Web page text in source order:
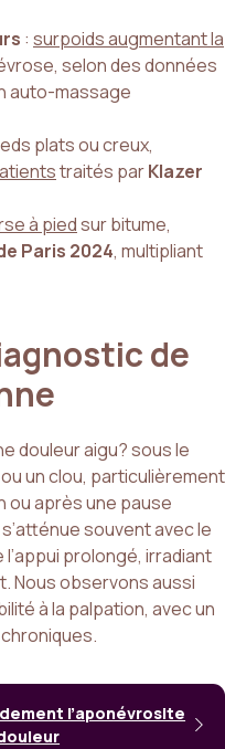
: surpoids augmentant la
selon des données
auto-massage
plats ou creux,
traités parKlazer
à piedsur bitume,
Paris 2024, multipliant
de
douleur aigu? sous le
un clou, particulièrement
ou après une pause
s’atténue souvent avec le
prolongé, irradiant
Nous observons aussi
à la palpation, avec un
l’aponévrosite